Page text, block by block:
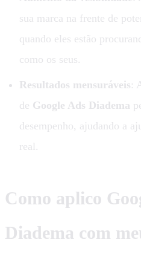
sua marca na frente de
quando eles estão
como os seus.
Resultados mensuráveis:
de Google Ads Diadema
desempenho, ajudando a
real.
Como aplico
Diadema com